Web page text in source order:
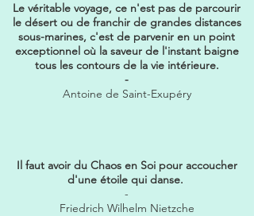
Le véritable voyage, ce n'est pas de parcourir
le désert ou de franchir de grandes distances
sous-marines, c'est de parvenir en un point
exceptionnel où la saveur de l'instant baigne
tous les contours de la vie intérieure.
-
Antoine de Saint-Exupéry
Il faut avoir du Chaos en Soi pour accoucher
d'une étoile qui danse.
-
Friedrich Wilhelm Nietzche